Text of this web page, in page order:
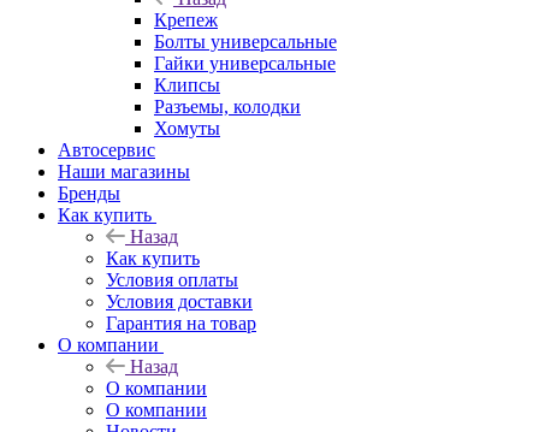
Крепеж
Болты универсальные
Гайки универсальные
Клипсы
Разъемы, колодки
Хомуты
Автосервис
Наши магазины
Бренды
Как купить
Назад
Как купить
Условия оплаты
Условия доставки
Гарантия на товар
О компании
Назад
О компании
О компании